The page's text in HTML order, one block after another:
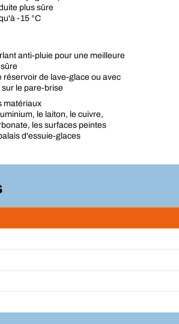
plus sûre
-15 °C
anti-pluie pour une meilleure
réservoir de lave-glace ou avec
le pare-brise
matériaux
le laiton, le cuivre,
les surfaces peintes
d'essuie-glaces